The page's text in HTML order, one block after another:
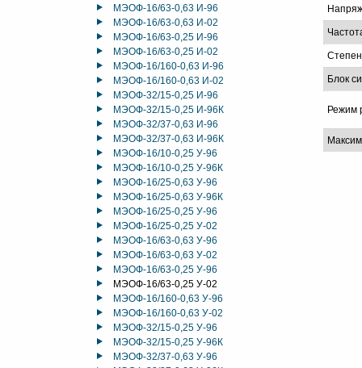
МЭОФ-16/63-0,63 И-96
МЭОФ-16/63-0,63 И-02
МЭОФ-16/63-0,25 И-96
МЭОФ-16/63-0,25 И-02
МЭОФ-16/160-0,63 И-96
МЭОФ-16/160-0,63 И-02
МЭОФ-32/15-0,25 И-96
МЭОФ-32/15-0,25 И-96К
МЭОФ-32/37-0,63 И-96
МЭОФ-32/37-0,63 И-96К
МЭОФ-16/10-0,25 У-96
МЭОФ-16/10-0,25 У-96К
МЭОФ-16/25-0,63 У-96
МЭОФ-16/25-0,63 У-96К
МЭОФ-16/25-0,25 У-96
МЭОФ-16/25-0,25 У-02
МЭОФ-16/63-0,63 У-96
МЭОФ-16/63-0,63 У-02
МЭОФ-16/63-0,25 У-96
МЭОФ-16/63-0,25 У-02
МЭОФ-16/160-0,63 У-96
МЭОФ-16/160-0,63 У-02
МЭОФ-32/15-0,25 У-96
МЭОФ-32/15-0,25 У-96К
МЭОФ-32/37-0,63 У-96
Блок
Режим